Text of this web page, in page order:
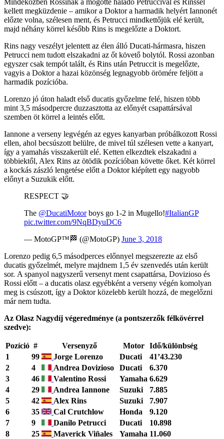
Mindeközben Rossinak a mögötte haladó Petruccival és Rinssel
kellett megküzdenie – amikor a Doktor a harmadik helyért Iannonét
előzte volna, szélesen ment, és Petrucci mindkettőjük elé került,
majd néhány körrel később Rins is megelőzte a Doktort.
Rins nagy veszélyt jelentett az élen álló Ducati-hármasra, hiszen
Petrucci nem tudott elszakadni az őt követő bolytól. Rossi azonban
egyszer csak tempót talált, és Rins után Petruccit is megelőzte,
vagyis a Doktor a hazai közönség legnagyobb örömére feljött a
harmadik pozícióba.
Lorenzo jó úton haladt első ducatis győzelme felé, hiszen több
mint 3,5 másodpercre duzzasztotta az előnyét csapattársával
szemben öt körrel a leintés előtt.
Iannone a verseny legvégén az egyes kanyarban próbálkozott Rossi
ellen, ahol becsúszott belülre, de mivel túl szélesen vette a kanyart,
így a yamahás visszakerült elé. Ketten elkezdtek elszakadni a
többiektől, Alex Rins az ötödik pozícióban követte őket. Két körrel
a kockás zászló lengetése előtt a Doktor kiépített egy nagyobb
előnyt a Suzukik előtt.
RESPECT 🤝
The @DucatiMotorboys go 1-2 in Mugello!#ItalianGP
pic.twitter.com/9NqBDyuDC6
— MotoGP™🏁 (@MotoGP) June 3, 2018
Lorenzo pedig 6,5 másodperces előnnyel megszerezte az első
ducatis győzelmét, melyre majdnem 1,5 év szenvedés után került
sor. A spanyol nagyszerű versenyt ment csapattársa, Dovizioso és
Rossi előtt – a ducatis olasz egyébként a verseny végén komolyan
meg is csúszott, így a Doktor közelebb került hozzá, de megelőzni
már nem tudta.
Az Olasz Nagydíj végeredménye (a pontszerzők félkövérrel
szedve):
Pozíció # Versenyző Motor
Idő/különbség
1
99 Jorge Lorenzo Ducati
41’43.230
2
4 Andrea Dovizioso Ducati
6.370
3
46 Valentino Rossi Yamaha 6.629
4
29 Andrea Iannone Suzuki
7.885
5
42 Alex Rins Suzuki
7.907
6
35 Cal Crutchlow Honda
9.120
7
9 Danilo Petrucci Ducati
10.898
8
25 Maverick Viñales Yamaha 11.060